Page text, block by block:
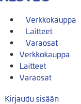
Verkkokauppa
Laitteet
Varaosat
Verkkokauppa
Laitteet
Varaosat
Kirjaudu sisään